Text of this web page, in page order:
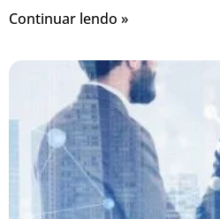
Continuar lendo »